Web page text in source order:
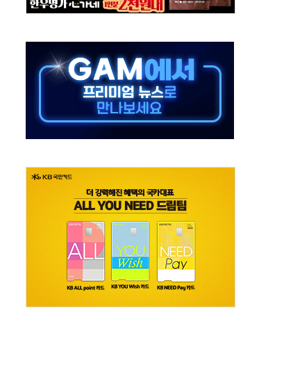
셜아이어워드' 대상 수상
중 37%…하반기 확대 추진"
다, OK·애큐온·페퍼만 남아